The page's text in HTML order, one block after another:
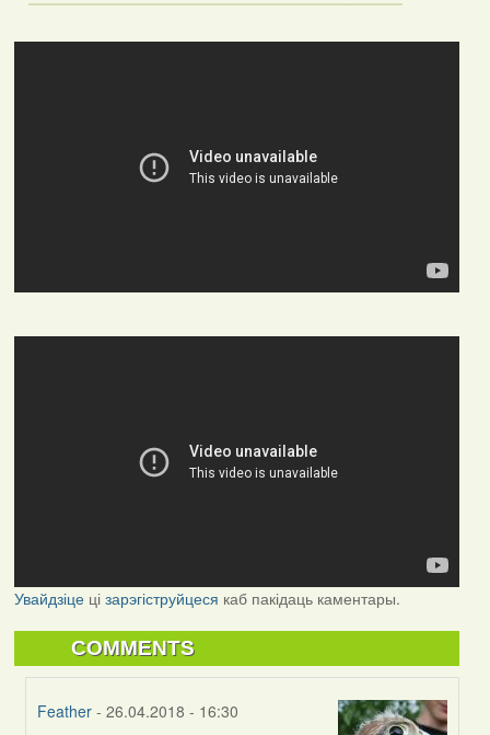
Увайдзіцеці зарэгіструйцеся каб пакідаць каментары.
COMMENTS
Feather - 26.04.2018 - 16:30